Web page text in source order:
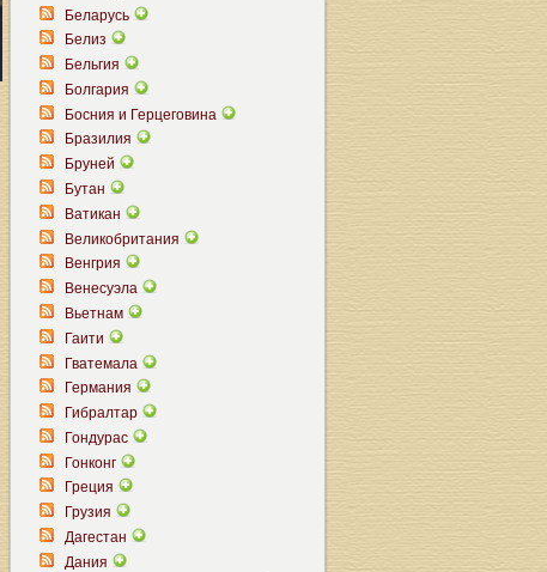
Беларусь
Белиз
Бельгия
Болгария
Босния и Герцеговина
Бразилия
Бруней
Бутан
Ватикан
Великобритания
Венгрия
Венесуэла
Вьетнам
Гаити
Гватемала
Германия
Гибралтар
Гондурас
Гонконг
Греция
Грузия
Дагестан
Дания